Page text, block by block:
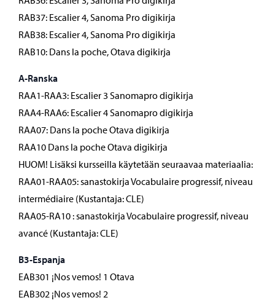
RAB37: Escalier 4, Sanoma Pro digikirja
RAB38: Escalier 4, Sanoma Pro digikirja
RAB10: Dans la poche, Otava digikirja
A-Ranska
RAA1-RAA3: Escalier 3 Sanomapro digikirja
RAA4-RAA6: Escalier 4 Sanomapro digikirja
RAA07: Dans la poche Otava digikirja
RAA10 Dans la poche Otava digikirja
HUOM! Lisäksi kursseilla käytetään seuraavaa materiaalia:
RAA01-RAA05: sanastokirja Vocabulaire progressif, niveau
intermédiaire (Kustantaja: CLE)
RAA05-RA10 : sanastokirja Vocabulaire progressif, niveau
avancé (Kustantaja: CLE)
B3-Espanja
EAB301 ¡Nos vemos! 1 Otava
EAB302 ¡Nos vemos! 2